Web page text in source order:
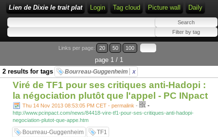
Lien de Dixie le trait plat Login Tag cloud Picture wall Daily
Links per page: 20 50 100
page 1 / 1
2 results for tags
Bourreau-Guggenheim x
Viré de TF1 pour ses critiques anti-Hadopi :
la négociation plutôt que l'appel - PC INpact
Thu 14 Nov 2013 08:53:05 PM CET - permalink - -
http://www.pcinpact.com/news/84418-vire-tf1-pour-ses-critiques-anti-hadopi-
negociation-plutot-que-appe.htm
Bourreau-Guggenheim TF1